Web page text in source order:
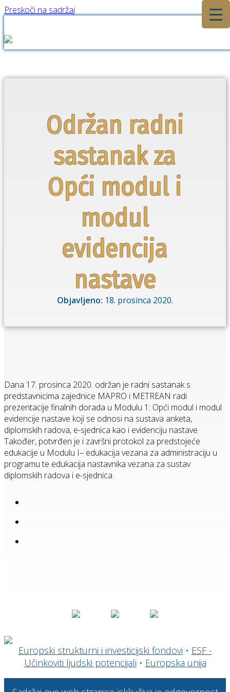
Preskoči na sadržaj
Održan radni
sastanak za
Opći modul i
modul
evidencija
nastave
Objavljeno: 18. prosinca 2020.
Dana 17. prosinca 2020. održan je radni sastanak s
predstavnicima zajednice MAPRO i METREAN radi
prezentacije finalnih dorada u Modulu 1: Opći modul i modul
evidencije nastave koji se odnosi na sustava anketa,
diplomskih radova, e-sjednica kao i evidenciju nastave.
Također, potvrđen je i završni protokol za predstojeće
edukacije u Modulu I– edukacija vezana za administraciju u
programu te edukacija nastavnika vezana za sustav
diplomskih radova i e-sjednica.
Europski strukturni i investicijski fondovi • ESF -
Učinkoviti ljudski potencijali • Europska unija
▼